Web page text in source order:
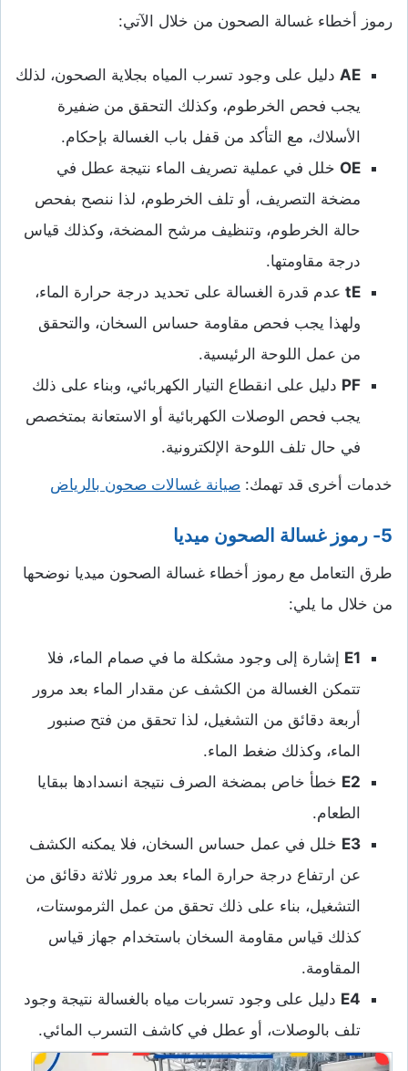
رموز أخطاء غسالة الصحون من خلال الآتي:
AE دليل على وجود تسرب المياه بجلاية الصحون، لذلك
يجب فحص الخرطوم، وكذلك التحقق من ضفيرة
الأسلاك، مع التأكد من قفل باب الغسالة بإحكام.
OE خلل في عملية تصريف الماء نتيجة عطل في
مضخة التصريف، أو تلف الخرطوم، لذا ننصح بفحص
حالة الخرطوم، وتنظيف مرشح المضخة، وكذلك قياس
درجة مقاومتها.
tE عدم قدرة الغسالة على تحديد درجة حرارة الماء،
ولهذا يجب فحص مقاومة حساس السخان، والتحقق
من عمل اللوحة الرئيسية.
PF دليل على انقطاع التيار الكهربائي، وبناء على ذلك
يجب فحص الوصلات الكهربائية أو الاستعانة بمتخصص
في حال تلف اللوحة الإلكترونية.
خدمات أخرى قد تهمك: صيانة غسالات صحون بالرياض
5- رموز غسالة الصحون ميديا
طرق التعامل مع رموز أخطاء غسالة الصحون ميديا نوضحها
من خلال ما يلي:
E1 إشارة إلى وجود مشكلة ما في صمام الماء، فلا
تتمكن الغسالة من الكشف عن مقدار الماء بعد مرور
أربعة دقائق من التشغيل، لذا تحقق من فتح صنبور
الماء، وكذلك ضغط الماء.
E2 خطأ خاص بمضخة الصرف نتيجة انسدادها ببقايا
الطعام.
E3 خلل في عمل حساس السخان، فلا يمكنه الكشف
عن ارتفاع درجة حرارة الماء بعد مرور ثلاثة دقائق من
التشغيل، بناء على ذلك تحقق من عمل الثرموستات،
كذلك قياس مقاومة السخان باستخدام جهاز قياس
المقاومة.
E4 دليل على وجود تسربات مياه بالغسالة نتيجة وجود
تلف بالوصلات، أو عطل في كاشف التسرب المائي.